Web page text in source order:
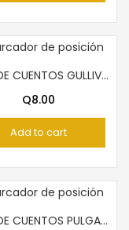
LIBRO DE CUENTOS GULLIVER EN LILIPUT
Q8.00
Add to cart
LIBRO DE CUENTOS PULGARCITO